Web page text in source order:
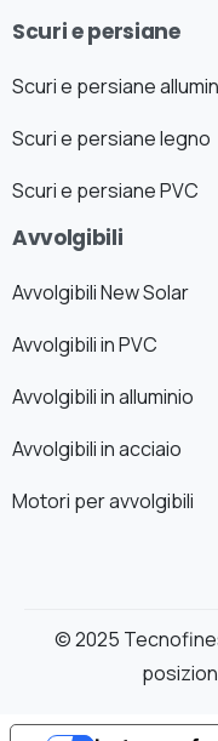
Scuri e persiane
Scuri e persiane
Scuri e persiane legno
Scuri e persiane PVC
Avvolgibili
Avvolgibili New Solar
Avvolgibili in PVC
Avvolgibili in alluminio
Avvolgibili in acciaio
Motori per avvolgibili
© 2025